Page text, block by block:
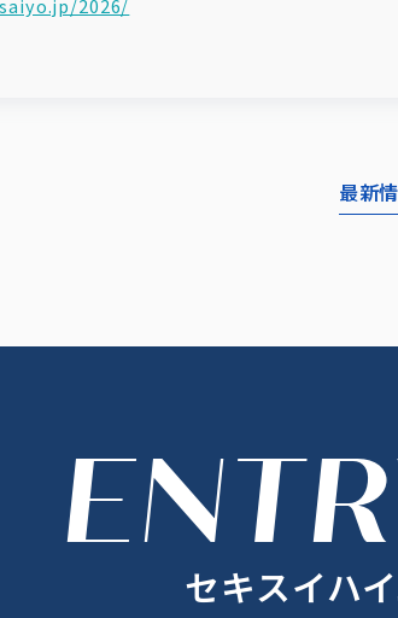
2026/
最新
セキスイハ